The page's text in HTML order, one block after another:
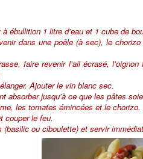
ébullition 1 litre d'eau et 1 cube de
dans une poêle (à sec), le
faire revenir l'ail écrasé,
Ajouter le vin blanc sec.
absorber jusqu'à ce que les pâtes
les tomates émincées et le
couper le feu.
ou ciboulette) et servir